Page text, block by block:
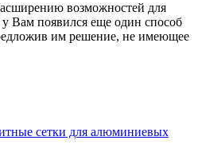
возможностей для
Вам появился еще один способ
им решение, не имеющее
сетки для алюминиевых